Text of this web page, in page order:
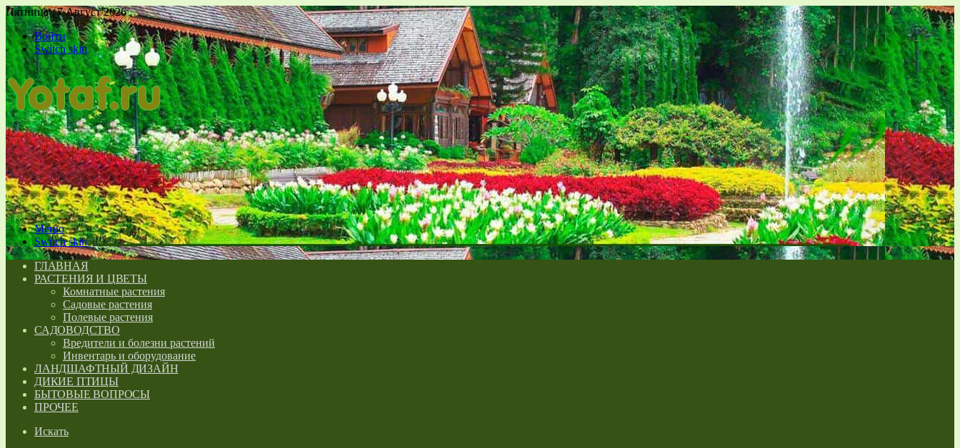
Пятница , 7 Август 2026
Войти
Switch skin
Меню
Switch skin
ГЛАВНАЯ
РАСТЕНИЯ И ЦВЕТЫ
Комнатные растения
Садовые растения
Полевые растения
САДОВОДСТВО
Вредители и болезни растений
Инвентарь и оборудование
ЛАНДШАФТНЫЙ ДИЗАЙН
ДИКИЕ ПТИЦЫ
БЫТОВЫЕ ВОПРОСЫ
ПРОЧЕЕ
Искать